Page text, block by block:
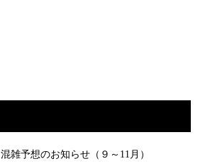
混雑予想のお知らせ（９～11月）